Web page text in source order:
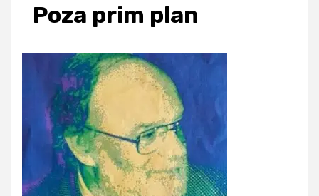
Poza prim plan